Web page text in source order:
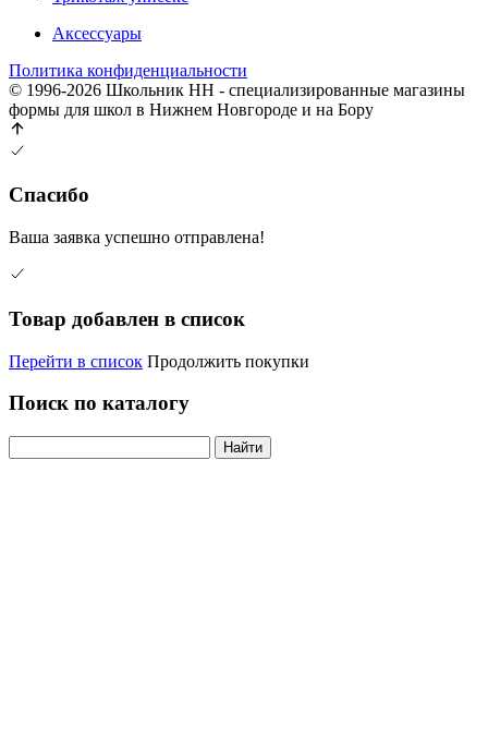
Аксессуары
Политика конфиденциальности
© 1996-2026 Школьник НН - специализированные магазины
формы для школ в Нижнем Новгороде и на Бору
Спасибо
Ваша заявка успешно отправлена!
Товар добавлен в список
Перейти в список Продолжить покупки
Поиск по каталогу
Найти